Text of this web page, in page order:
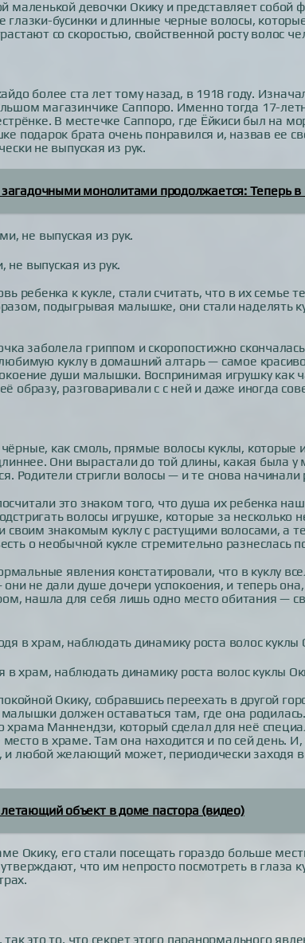
девочки Окику и представляет собой
бусинки и длинные черные волосы,
со скоростью, свойственной росту волос
более ста лет тому назад, в 1918 году.
магазинчике Саппоро. Именно тогда 17-
В местечке Саппоро, где Ёйкиси был на
подарок брата очень понравился и, назвав ее
не выпуская из рук.
загадочными монолитами продолжается: Теперь
выпуская из рук.
ребенка к кукле, стали считать, что в их семье
подыгрывая малышке, они стали наделять
заболела гриппом и скоропостижно
куклу в домашний алтарь — самое
души малышки. Воспринимая игрушку как
разговаривали с с ней и даже иногда
как смоль, прямые волосы куклы, которые
Они вырастали до той длины, какая была
Родители стригли волосы — и те снова начинали
это знаком того, что душа их ребенка
волосы игрушке, которые за несколько
своим знакомым куклу с растущими волосами, а
о необычной кукле стремительно разнеслась
явления констатировали, что в куклу
не дали душе дочери успокоения, и теперь
нашла для себя лишь одно место обитания —
храм, наблюдать динамику роста волос куклы
Окику, собравшись переехать в другой
малышки должен оставаться там, где она
храма Маннендзи, который сделал для неё
в храме. Там она находится и по сей день.
и любой желающий может, периодически заходя
объект в доме пастора (видео)
Окику, его стали посещать гораздо больше
что им непросто посмотреть в глаза
это то, что секрет этого паранормального